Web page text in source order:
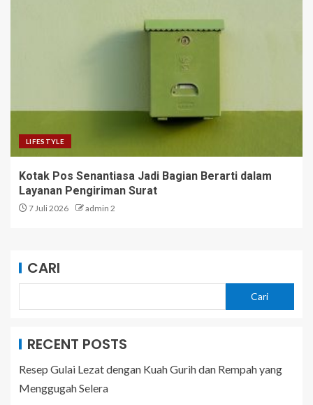
LIFESTYLE
Kotak Pos Senantiasa Jadi Bagian Berarti dalam
Layanan Pengiriman Surat
7 Juli 2026 admin 2
CARI
Cari
RECENT POSTS
Resep Gulai Lezat dengan Kuah Gurih dan Rempah yang
Menggugah Selera